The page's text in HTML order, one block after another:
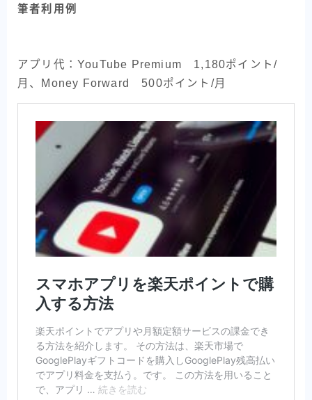
筆者利用例
アプリ代：YouTube Premium 1,180ポイント/
月、Money Forward 500ポイント/月